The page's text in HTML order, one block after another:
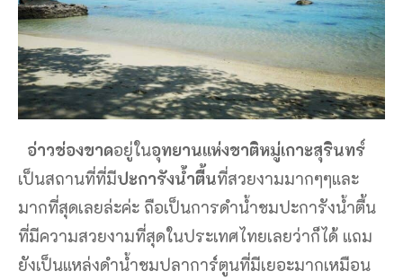
อ่าวช่องขาดอยู่ในอุทยานแห่งชาติหมู่เกาะสุรินทร์
เป็นสถานที่ที่มีปะการังน้ำตื้นที่สวยงามมากๆๆและ
มากที่สุดเลยล่ะค่ะ ถือเป็นการดำน้ำชมปะการังน้ำตื้น
ที่มีความสวยงามที่สุดในประเทศไทยเลยว่าก็ได้ แถม
ยังเป็นแหล่งดำน้ำชมปลาการ์ตูนที่มีเยอะมากเหมือน